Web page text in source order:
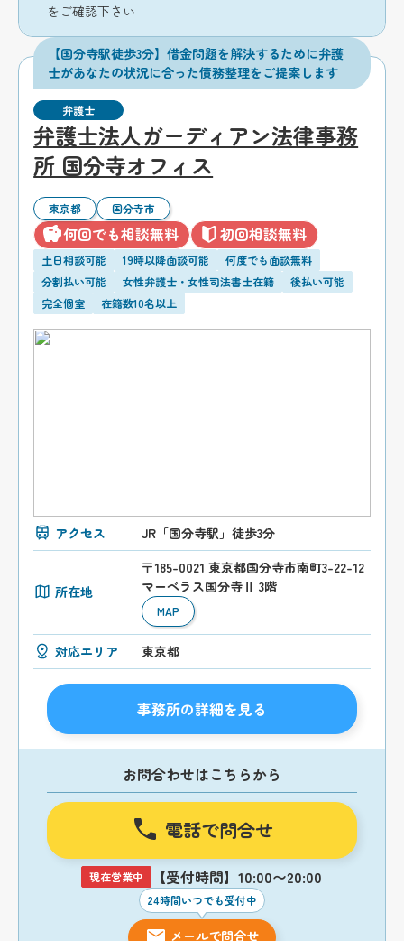
をご確認下さい
【国分寺駅徒歩3分】借金問題を解決するために弁護
士があなたの状況に合った債務整理をご提案します
弁護士
弁護士法人ガーディアン法律事務
所 国分寺オフィス
東京都 国分寺市
何回でも相談無料 初回相談無料
土日相談可能 19時以降面談可能
何度でも面談無料
分割払い可能
女性弁護士・女性司法書士在籍
後払い可能
完全個室
在籍数10名以上
アクセス JR「国分寺駅」徒歩3分
所在地
〒185-0021 東京都国分寺市南町3-22-12
マーベラス国分寺Ⅱ 3階
MAP
対応エリア 東京都
事務所の詳細を見る
お問合わせはこちらから
電話で問合せ
現在営業中 【受付時間】10:00〜20:00
24時間いつでも受付中
メールで問合せ